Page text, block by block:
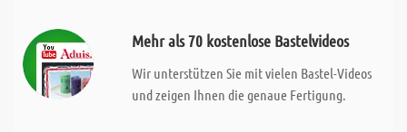
Mehr als 70 kostenlose Bastelvideos
Wir unterstützen Sie mit vielen Bastel-Videos
und zeigen Ihnen die genaue Fertigung.